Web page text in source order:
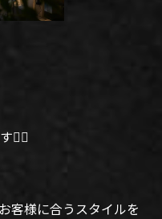
🙆‍♂️
客様に合うスタイルを